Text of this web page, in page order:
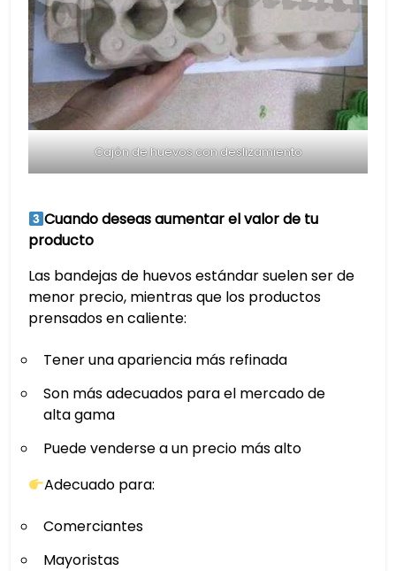
Cajón de huevos con deslizamiento
Cuando deseas aumentar el valor de tu
producto
Las bandejas de huevos estándar suelen ser de
menor precio, mientras que los productos
prensados en caliente:
Tener una apariencia más refinada
Son más adecuados para el mercado de
alta gama
Puede venderse a un precio más alto
Adecuado para:
Comerciantes
Mayoristas